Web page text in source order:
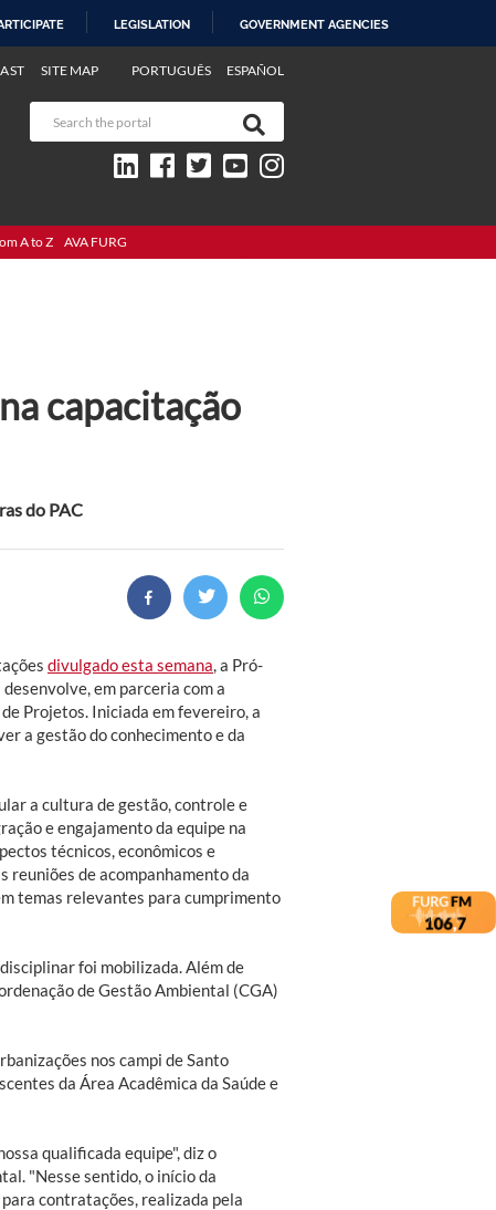
LEGISLATION GOVERNMENT AGENCIES
PORTUGUÊS ESPAÑOL
SITE MAP
A to Z AVA FURG
capacitação
do PAC
divulgado esta semana , a Pró-
em parceria com a
Projetos. Iniciada em fevereiro, a
a gestão do conhecimento e da
a cultura de gestão, controle e
e engajamento da equipe na
técnicos, econômicos e
reuniões de acompanhamento da
temas relevantes para cumprimento
foi mobilizada. Além de
de Gestão Ambiental (CGA)
nos campi de Santo
da Área Acadêmica da Saúde e
qualificada equipe", diz o
"Nesse sentido, o início da
contratações, realizada pela